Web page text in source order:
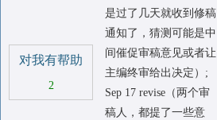
对我有帮助
2
是过了几天就收到修稿
通知了，猜测可能是中
间催促审稿意见或者让
主编终审给出决定）;
Sep 17 revise（两个审
稿人，都提了一些意